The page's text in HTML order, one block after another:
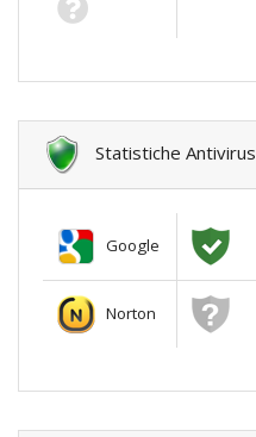
Statistiche Antivirus
Google
Norton